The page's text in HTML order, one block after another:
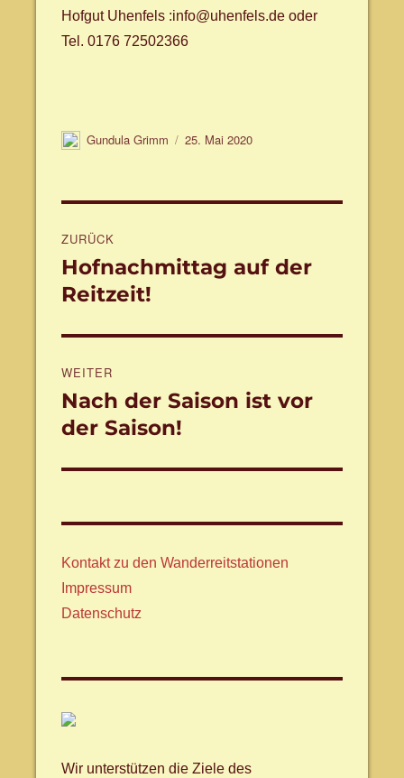
Hofgut Uhenfels :info@uhenfels.de oder
Tel. 0176 72502366
Autor
Gundula Grimm
Veröffentlicht
25. Mai 2020
ZURÜCK
Vorheriger
Beitrag:
Hofnachmittag auf der
Reitzeit!
WEITER
Nächster
Beitrag:
Nach der Saison ist vor
der Saison!
Kontakt zu den Wanderreitstationen
Impressum
Datenschutz
Wir unterstützen die Ziele des